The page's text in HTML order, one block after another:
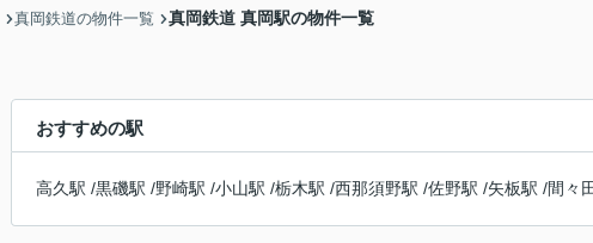
真岡鉄道の物件一覧 真岡鉄道 真岡駅の物件一覧
おすすめの駅
高久駅 /黒磯駅 /野崎駅 /小山駅 /栃木駅 /西那須野駅 /佐野駅 /矢板駅 /間々